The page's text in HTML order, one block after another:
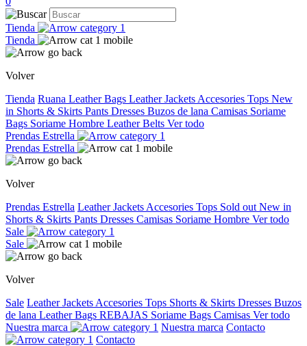
Tienda
Tienda
Volver
Tienda Ruana Leather Bags Leather Jackets Accesories Tops New
in Shorts & Skirts Pants Dresses Buzos de lana Camisas Soriame
Bags Soriame Hombre Leather Belts Ver todo
Prendas Estrella
Prendas Estrella
Volver
Prendas Estrella Leather Jackets Accesories Tops Sold out New in
Shorts & Skirts Pants Dresses Camisas Soriame Hombre Ver todo
Sale
Sale
Volver
Sale Leather Jackets Accesories Tops Shorts & Skirts Dresses Buzos
de lana Leather Bags REBAJAS Soriame Bags Camisas Ver todo
Nuestra marca
Nuestra marca Contacto
Contacto